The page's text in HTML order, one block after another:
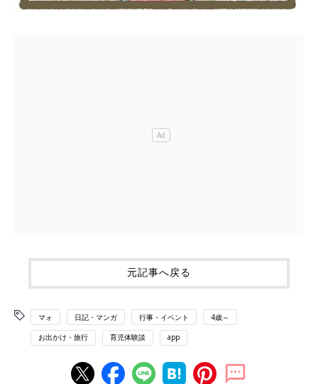
元記事へ戻る
マォ 日記・マンガ 行事・イベント 4歳～
お出かけ・旅行 育児体験談 app